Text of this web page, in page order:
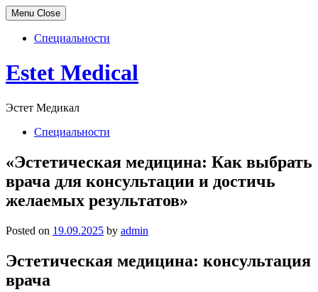
Menu Close
Специальности
Skip
to
Estet Medical
Эстет Медикал
Специальности
«Эстетическая медицина: Как выбрать
врача для консультации и достичь
желаемых результатов»
Posted on 19.09.2025 by admin
Эстетическая медицина: консультация
врача